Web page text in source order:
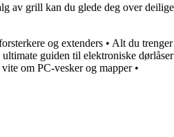
grill kan du glede deg over
og extenders • Alt du
ultimate guiden til elektroniske
om PC-vesker og mapper•